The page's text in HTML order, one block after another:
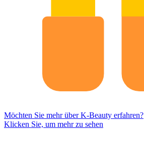
Möchten Sie mehr über K-Beauty erfahren?
Klicken Sie, um mehr zu sehen